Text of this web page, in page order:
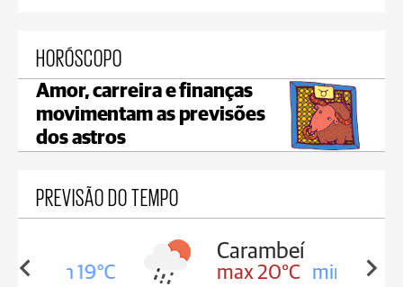
HORÓSCOPO
Amor, carreira e finanças
movimentam as previsões
dos astros
PREVISÃO DO TEMPO
19°C
Carambeí
max 20°C min 19°C